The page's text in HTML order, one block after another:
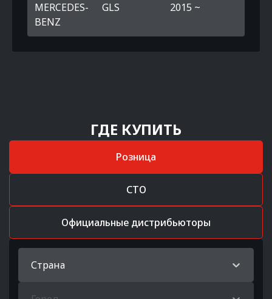
MERCEDES-
BENZ
GLS 2015 ~
ГДЕ КУПИТЬ
Розница
СТО
Официальные дистрибьюторы
Страна